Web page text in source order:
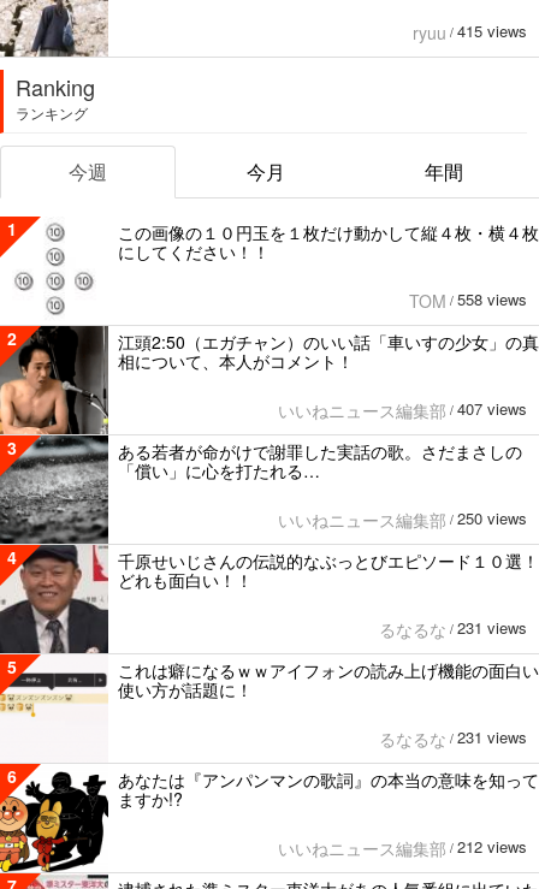
ryuu / 415 views
Ranking
ランキング
今週 今月 年間
1
この画像の１０円玉を１枚だけ動かして縦４枚・横４枚
にしてください！！
TOM / 558 views
2
江頭2:50（エガチャン）のいい話「車いすの少女」の真
相について、本人がコメント！
いいねニュース編集部 / 407 views
3
ある若者が命がけで謝罪した実話の歌。さだまさしの
「償い」に心を打たれる…
いいねニュース編集部 / 250 views
4
千原せいじさんの伝説的なぶっとびエピソード１０選！
どれも面白い！！
るなるな / 231 views
5
これは癖になるｗｗアイフォンの読み上げ機能の面白い
使い方が話題に！
るなるな / 231 views
6
あなたは『アンパンマンの歌詞』の本当の意味を知って
ますか!?
いいねニュース編集部 / 212 views